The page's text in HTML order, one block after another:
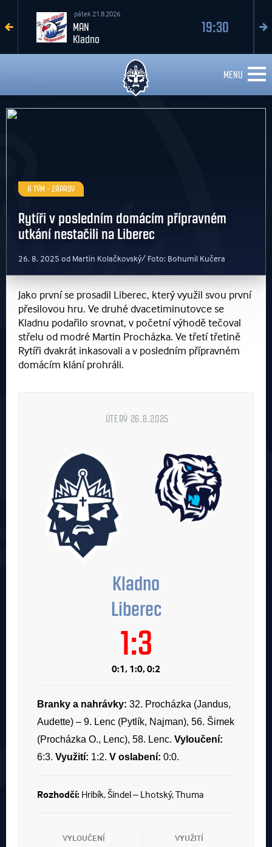
pátek 21.8.2026
MAN
Kladno
19:30
MENU
A TÝM - ZÁPASY
Rytíři v posledním domácím přípravném
utkání nestačili na Liberec
26. 8. 2025 od Martin Kolačkovský/ Foto: Bohumil Kučera
Jako první se prosadil Liberec, který využil svou první
přesilovou hru. Ve druhé dvacetiminutovce se
Kladnu podařilo srovnat, v početní výhodě tečoval
střelu od modré Martin Procházka. Ve třetí třetině
Rytíři dvakrát inkasovali a v posledním přípravném
domácím klání prohráli.
ÚTERÝ 26.8.2025
Kladno
Liberec
1:3
0:1, 1:0, 0:2
Branky a nahrávky: 32. Procházka (Jandus,
Audette) – 9. Lenc (Pytlík, Najman), 56. Šimek
(Procházka O., Lenc), 58. Lenc. Vyloučení:
6:3. Využití: 1:2. V oslabení: 0:0.
Rozhodčí: Hribík, Šindel – Lhotský, Thuma
VYLOUČENÍ VYUŽITÍ